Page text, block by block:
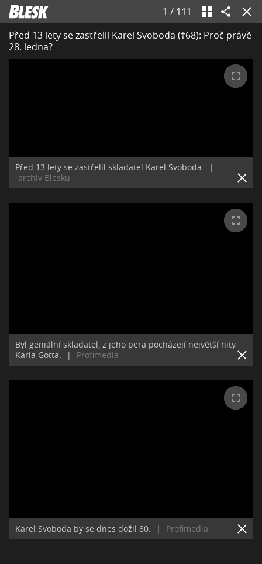
1 / 111
Před 13 lety se zastřelil Karel Svoboda (†68): Proč právě
28. ledna?
Před 13 lety se zastřelil skladatel Karel Svoboda.
|
archiv Blesku
Byl geniální skladatel, z jeho pera pocházejí největší hity
Karla Gotta.
| Profimedia
Karel Svoboda by se dnes dožil 80. | Profimedia